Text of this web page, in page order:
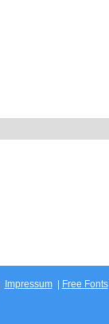
Impressum|
Free Fonts